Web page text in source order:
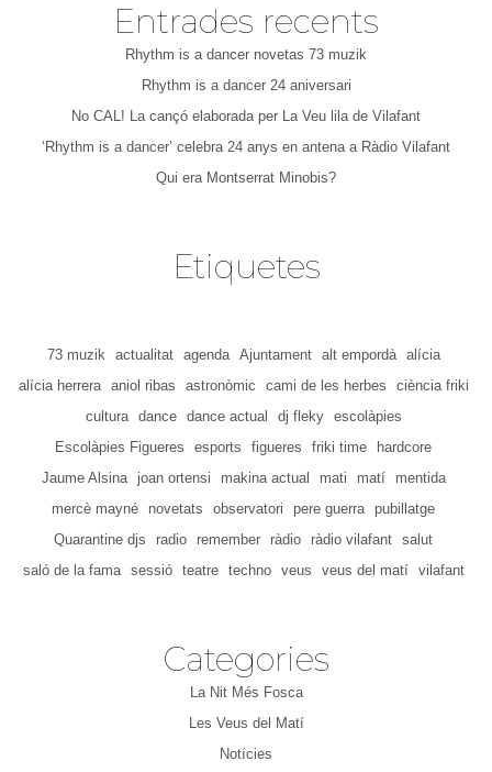
Entrades recents
Rhythm is a dancer novetas 73 muzik
Rhythm is a dancer 24 aniversari
No CAL! La cançó elaborada per La Veu lila de Vilafant
‘Rhythm is a dancer’ celebra 24 anys en antena a Ràdio Vilafant
Qui era Montserrat Minobis?
Etiquetes
73 muzik actualitat agenda Ajuntament alt empordà
alícia
alícia herrera
aniol ribas astronòmic cami de les herbes
ciència friki
cultura
dance dance actual dj fleky
escolàpies
Escolàpies Figueres
esports figueres friki time
hardcore
Jaume Alsina
joan ortensi makina actual mati matí
mentida
mercè mayné
novetats observatori pere guerra pubillatge
Quarantine djs
radio remember ràdio ràdio vilafant salut
saló de la fama
sessió teatre techno veus veus del matí vilafant
Categories
La Nit Més Fosca
Les Veus del Matí
Notícies